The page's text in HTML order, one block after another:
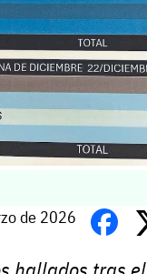
de 2026